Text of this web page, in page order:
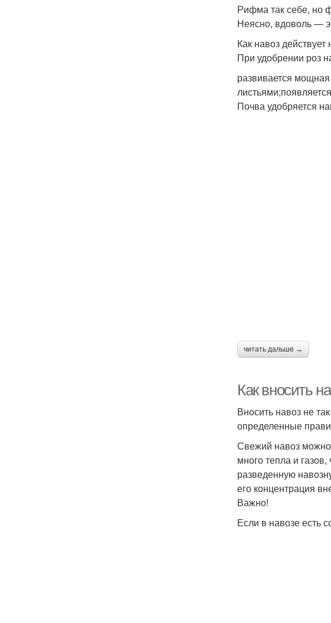
Рифма так себе, но
Неясно, вдоволь —
Как навоз действует
При удобрении роз
развивается
Почва удобряется
читать дальше →
Как вносить
Вносить навоз не
определенные
Свежий навоз можно
много тепла и
разведенную
его концентрация
Важно!
Если в навозе есть